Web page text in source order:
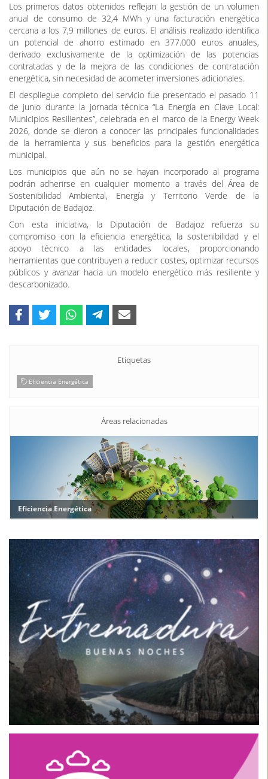
Los primeros datos obtenidos reflejan la gestión de un volumen
anual de consumo de 32,4 MWh y una facturación energética
cercana a los 7,9 millones de euros. El análisis realizado identifica
un potencial de ahorro estimado en 377.000 euros anuales,
derivado exclusivamente de la optimización de las potencias
contratadas y de la mejora de las condiciones de contratación
energética, sin necesidad de acometer inversiones adicionales.
El despliegue completo del servicio fue presentado el pasado 11
de junio durante la jornada técnica “La Energía en Clave Local:
Municipios Resilientes”, celebrada en el marco de la Energy Week
2026, donde se dieron a conocer las principales funcionalidades
de la herramienta y sus beneficios para la gestión energética
municipal.
Los municipios que aún no se hayan incorporado al programa
podrán adherirse en cualquier momento a través del Área de
Sostenibilidad Ambiental, Energía y Territorio Verde de la
Diputación de Badajoz.
Con esta iniciativa, la Diputación de Badajoz refuerza su
compromiso con la eficiencia energética, la sostenibilidad y el
apoyo técnico a las entidades locales, proporcionando
herramientas que contribuyen a reducir costes, optimizar recursos
públicos y avanzar hacia un modelo energético más resiliente y
descarbonizado.
Etiquetas
Eficiencia Energética
Áreas relacionadas
Eficiencia Energética